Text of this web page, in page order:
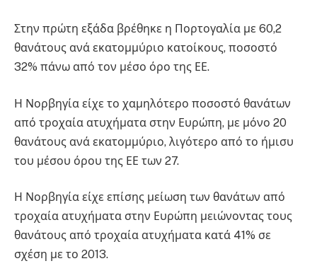
Στην πρώτη εξάδα βρέθηκε η Πορτογαλία με 60,2
θανάτους ανά εκατομμύριο κατοίκους, ποσοστό
32% πάνω από τον μέσο όρο της ΕΕ.
Η Νορβηγία είχε το χαμηλότερο ποσοστό θανάτων
από τροχαία ατυχήματα στην Ευρώπη, με μόνο 20
θανάτους ανά εκατομμύριο, λιγότερο από το ήμισυ
του μέσου όρου της ΕΕ των 27.
Η Νορβηγία είχε επίσης μείωση των θανάτων από
τροχαία ατυχήματα στην Ευρώπη μειώνοντας τους
θανάτους από τροχαία ατυχήματα κατά 41% σε
σχέση με το 2013.